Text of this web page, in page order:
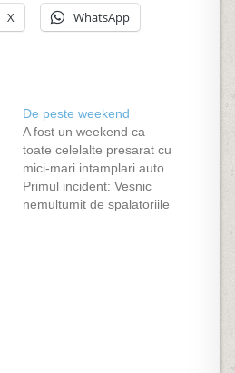
X WhatsApp
De peste weekend
A fost un weekend ca
toate celelalte presarat cu
mici-mari intamplari auto.
Primul incident: Vesnic
nemultumit de spalatoriile